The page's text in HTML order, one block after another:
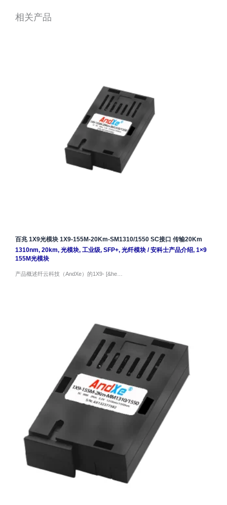
相关产品
百兆 1X9光模块 1X9-155M-20Km-SM1310/1550 SC接口 传输20Km
1310nm, 20km, 光模块, 工业级, SFP+, 光纤模块/安科士产品介绍, 1×9
155M光模块
产品概述纤云科技（AndXe）的1X9- [&he…